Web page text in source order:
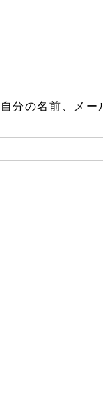
分の名前、メ